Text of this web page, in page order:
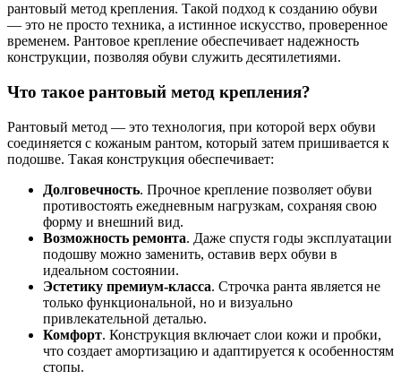
рантовый метод крепления. Такой подход к созданию обуви
— это не просто техника, а истинное искусство, проверенное
временем. Рантовое крепление обеспечивает надежность
конструкции, позволяя обуви служить десятилетиями.
Что такое рантовый метод крепления?
Рантовый метод — это технология, при которой верх обуви
соединяется с кожаным рантом, который затем пришивается к
подошве. Такая конструкция обеспечивает:
Долговечность. Прочное крепление позволяет обуви
противостоять ежедневным нагрузкам, сохраняя свою
форму и внешний вид.
Возможность ремонта. Даже спустя годы эксплуатации
подошву можно заменить, оставив верх обуви в
идеальном состоянии.
Эстетику премиум-класса. Строчка ранта является не
только функциональной, но и визуально
привлекательной деталью.
Комфорт. Конструкция включает слои кожи и пробки,
что создает амортизацию и адаптируется к особенностям
стопы.